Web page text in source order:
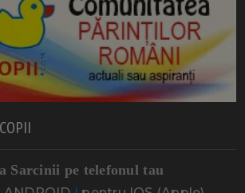
Sarcinii pe telefonul tau